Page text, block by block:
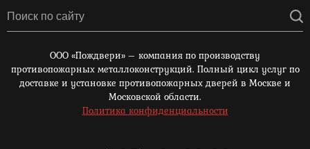
ООО «Пождвери» – компания по производству
противопожарных металлоконструкций. Полный цикл услуг по
доставке и установке противопожарных дверей в Москве и
Московской области.
Политика конфиденциальности